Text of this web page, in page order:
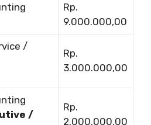
Rp.
9.000.000,00
/
Rp.
3.000.000,00
/
Rp.
2.000.000,00